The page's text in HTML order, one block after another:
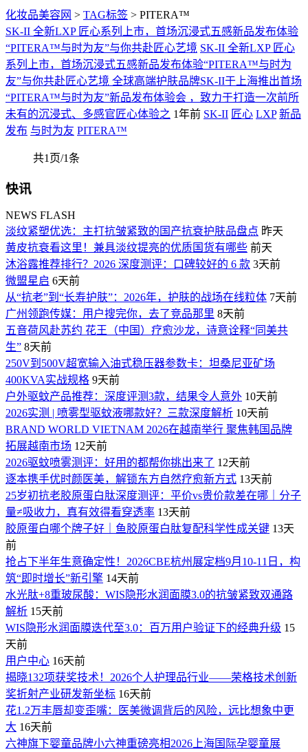
化妆品美容网 > TAG标签 > PITERA™
SK-II 全新LXP 匠心系列上市，首场沉浸式五感新品发布体验
“PITERA™与时为友”与你共赴匠心艺境 SK-II 全新LXP 匠心
系列上市，首场沉浸式五感新品发布体验“PITERA™与时为
友”与你共赴匠心艺境 全球高端护肤品牌SK-II于上海推出首场
“PITERA™与时为友”新品发布体验会 ，致力于打造一次前所
未有的沉浸式、多感官匠心体验之 1年前 SK-II 匠心 LXP 新品
发布 与时为友 PITERA™
共1页/1条
快讯
NEWS FLASH
淡纹紧塑优选：主打抗皱紧致的国产抗衰护肤品盘点 昨天
黄皮抗衰看这里！兼具淡纹提亮的优质国货有哪些 前天
沐浴露推荐排行？2026 深度测评：口碑较好的 6 款 3天前
微盟星启 6天前
从“抗老”到“长寿护肤”：2026年，护肤的战场在线粒体 7天前
广州领跑传媒：用户搜完你，去了竞品那里 8天前
五音荷风赴苏约 花王（中国）疗愈沙龙，诗意诠释“同美共
生” 8天前
250V到500V超宽输入油式稳压器参数卡：坦桑尼亚矿场
400KVA实战规格 9天前
户外驱蚊产品推荐：深度评测3款，结果令人意外 10天前
2026实测 | 喷雾型驱蚊液哪款好？三款深度解析 10天前
BRAND WORLD VIETNAM 2026在越南举行 聚焦韩国品牌
拓展越南市场 12天前
2026驱蚊喷雾测评：好用的都帮你挑出来了 12天前
逐本携手优时颜医美，解锁东方自然疗愈新方式 13天前
25岁初抗老胶原蛋白肽深度测评：平价vs贵价款差在哪｜分子
量≠吸收力，真有效得看穿透率 13天前
胶原蛋白哪个牌子好｜鱼胶原蛋白肽复配科学性成关键 13天
前
抢占下半年生意确定性！2026CBE杭州展定档9月10-11日，构
筑“即时增长”新引擎 14天前
水光肽+8重玻尿酸：WIS隐形水润面膜3.0的抗皱紧致双通路
解析 15天前
WIS隐形水润面膜迭代至3.0：百万用户验证下的经典升级 15
天前
用户中心 16天前
揭晓132项获奖技术！2026个人护理品行业——荣格技术创新
奖折射产业研发新坐标 16天前
花1.2万丰唇却变歪嘴：医美微调背后的风险，远比想象中更
大 16天前
六神旗下婴童品牌小六神重磅亮相2026上海国际孕婴童展